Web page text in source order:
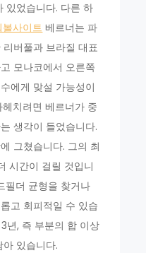
있었습니다. 다른 하
볼사이트 베르너는 파
버풀과 브라질 대표
모나코에서 오른쪽
에게 맞설 가능성이
치려면 베르너가 중
생각이 들었습니다.
그쳤습니다. 그의 최
시간이 걸릴 것입니
필더 균형을 찾거나
고 회피적일 수 있습
년, 즉 부분의 합 이상
있습니다.